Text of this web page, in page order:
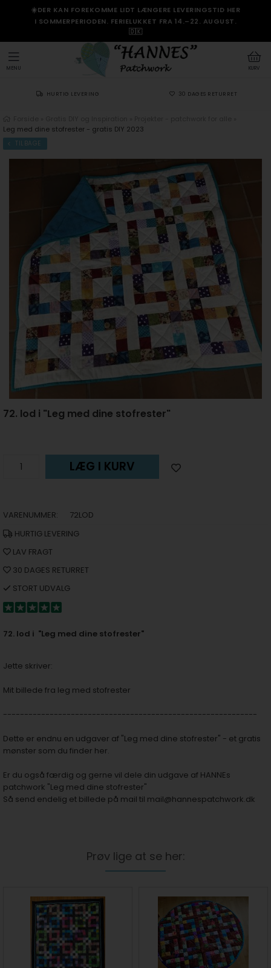
☀️DER KAN FOREKOMME LIDT LÆNGERE LEVERINGSTID HER
I SOMMERPERIODEN. FERIELUKKET FRA 14.–22. AUGUST.
🇩🇰
KURV
MENU
HURTIG LEVERING 30 DAGES RETURRET
Leg med dine stofrester - gratis DIY 2023
TILBAGE
72. lod i "Leg med dine stofrester"
LÆG I KURV
VARENUMMER:
72LOD
HURTIG LEVERING
LAV FRAGT
30 DAGES RETURRET
STORT UDVALG
72. lod i "Leg med dine stofrester"
Jette skriver:
Mit billede fra leg med stofrester
------------------------------------------------------------
Dette er endnu en udgaver af "Leg med dine stofrester" - et gratis
mønster som du finder her.
Er du også færdig og gerne vil dele din udgave af HANNEs
patchwork "Leg med dine stofrester"
Så send endelig et billede på mail til mail@hannespatchwork.dk
Prøv lige at se her: